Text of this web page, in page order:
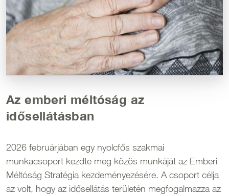
Az emberi méltóság az
idősellátásban
2026 februárjában egy nyolcfős szakmai
munkacsoport kezdte meg közös munkáját az Emberi
Méltóság Stratégia kezdeményezésére. A csoport célja
az volt, hogy az idősellátás területén megfogalmazza az